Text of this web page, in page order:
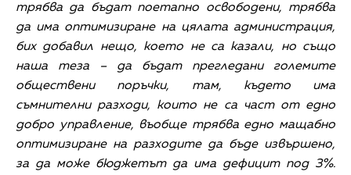
трябва да бъдат поетапно освободени, трябва
да има оптимизиране на цялата администрация,
бих добавил нещо, което не са казали, но също
наша теза – да бъдат прегледани големите
обществени поръчки, там, където има
съмнителни разходи, които не са част от едно
добро управление, въобще трябва едно мащабно
оптимизиране на разходите да бъде извършено,
за да може бюджетът да има дефицит под 3%.